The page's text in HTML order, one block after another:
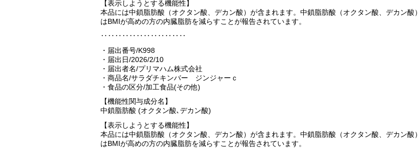
【表示しようとする機能性】
本品には中鎖脂肪酸（オクタン酸、デカン酸）が含まれます。中鎖脂肪酸（オクタン酸、デカン酸）
はBMIが高めの方の内臓脂肪を減らすことが報告されています。
‥‥‥‥‥‥‥‥‥‥‥‥
・届出番号/K998
・届出日/2026/2/10
・届出者名/プリマハム株式会社
・商品名/サラダチキンバー ジンジャーｃ
・食品の区分/加工食品(その他)
【機能性関与成分名】
中鎖脂肪酸 (オクタン酸､デカン酸)
【表示しようとする機能性】
本品には中鎖脂肪酸（オクタン酸、デカン酸）が含まれます。中鎖脂肪酸（オクタン酸、デカン酸）
はBMIが高めの方の内臓脂肪を減らすことが報告されています。